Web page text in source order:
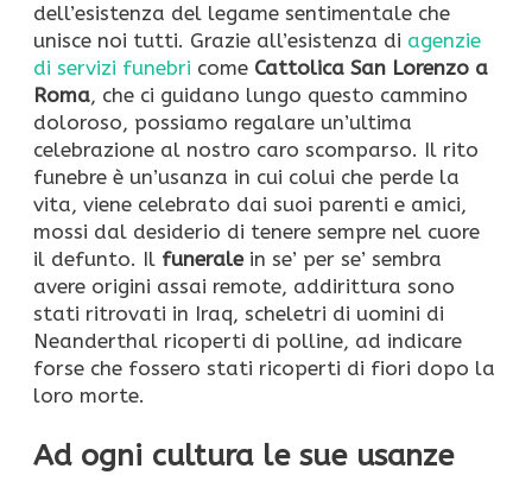
dell’esistenza del legame sentimentale che
unisce noi tutti. Grazie all’esistenza di agenzie
di servizi funebri come Cattolica San Lorenzo a
Roma, che ci guidano lungo questo cammino
doloroso, possiamo regalare un’ultima
celebrazione al nostro caro scomparso. Il rito
funebre è un’usanza in cui colui che perde la
vita, viene celebrato dai suoi parenti e amici,
mossi dal desiderio di tenere sempre nel cuore
il defunto. Il funeralein se’ per se’ sembra
avere origini assai remote, addirittura sono
stati ritrovati in Iraq, scheletri di uomini di
Neanderthal ricoperti di polline, ad indicare
forse che fossero stati ricoperti di fiori dopo la
loro morte.
Ad ogni cultura le sue usanze